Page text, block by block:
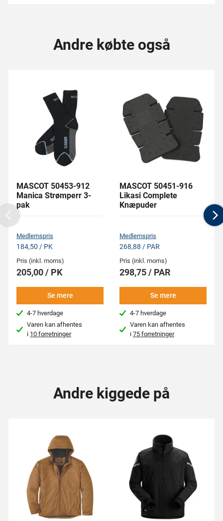
Andre købte også
MASCOT 50453-912
Manica Strømperr 3-
pak
Medlemspris
184,50 / PK
Pris (inkl. moms)
205,00 / PK
Se mere
4-7 hverdage
Varen kan afhentes
i 10 forretninger
MASCOT 50451-916
Likasi Complete
Knæpuder
Medlemspris
268,88 / PAR
Pris (inkl. moms)
298,75 / PAR
Se mere
4-7 hverdage
Varen kan afhentes
i75 forretninger
Previous
Andre kiggede på